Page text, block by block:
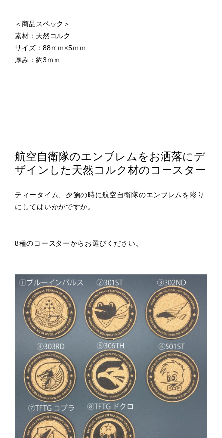
＜商品スペック＞
素材：天然コルク
サイズ：88ｍｍ×5ｍｍ
厚み：約3ｍｍ
航空自衛隊のエンブレムをお洒落にデ
ザインした天然コルク材のコースター
ティータイム、夕餉の時に航空自衛隊のエンブレムを彩り
にしてはいかがですか。
8種のコースターからお選びください。